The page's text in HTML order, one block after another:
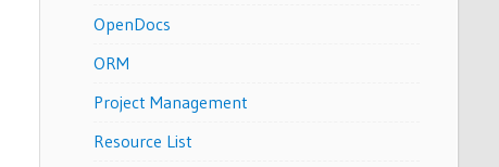
OpenDocs
ORM
Project Management
Resource List